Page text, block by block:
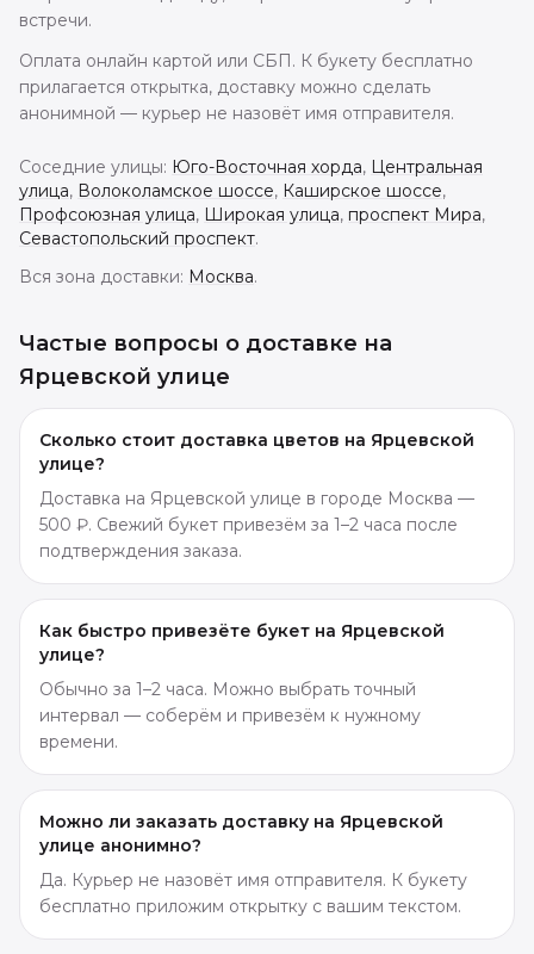
встречи.
Оплата онлайн картой или СБП. К букету бесплатно
прилагается открытка, доставку можно сделать
анонимной — курьер не назовёт имя отправителя.
Соседние улицы: Юго-Восточная хорда, Центральная
улица, Волоколамское шоссе, Каширское шоссе,
Профсоюзная улица, Широкая улица, проспект Мира,
Севастопольский проспект.
Вся зона доставки: Москва.
Частые вопросы о доставке на
Ярцевской улице
Сколько стоит доставка цветов на Ярцевской
улице?
Доставка на Ярцевской улице в городе Москва —
500 ₽. Свежий букет привезём за 1–2 часа после
подтверждения заказа.
Как быстро привезёте букет на Ярцевской
улице?
Обычно за 1–2 часа. Можно выбрать точный
интервал — соберём и привезём к нужному
времени.
Можно ли заказать доставку на Ярцевской
улице анонимно?
Да. Курьер не назовёт имя отправителя. К букету
бесплатно приложим открытку с вашим текстом.